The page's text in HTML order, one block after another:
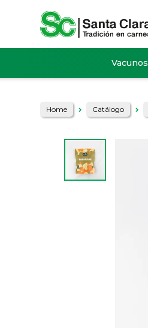
Vacunos
Home Catálogo